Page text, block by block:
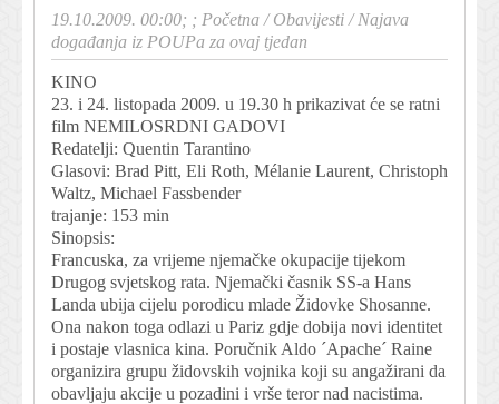
19.10.2009. 00:00; ; Početna /Obavijesti /Najava
događanja iz POUPa za ovaj tjedan
KINO
23. i 24. listopada 2009. u 19.30 h prikazivat će se ratni
film NEMILOSRDNI GADOVI
Redatelji: Quentin Tarantino
Glasovi: Brad Pitt, Eli Roth, Mélanie Laurent, Christoph
Waltz, Michael Fassbender
trajanje: 153 min
Sinopsis:
Francuska, za vrijeme njemačke okupacije tijekom
Drugog svjetskog rata. Njemački časnik SS-a Hans
Landa ubija cijelu porodicu mlade Židovke Shosanne.
Ona nakon toga odlazi u Pariz gdje dobija novi identitet
i postaje vlasnica kina. Poručnik Aldo ´Apache´ Raine
organizira grupu židovskih vojnika koji su angažirani da
obavljaju akcije u pozadini i vrše teror nad nacistima.